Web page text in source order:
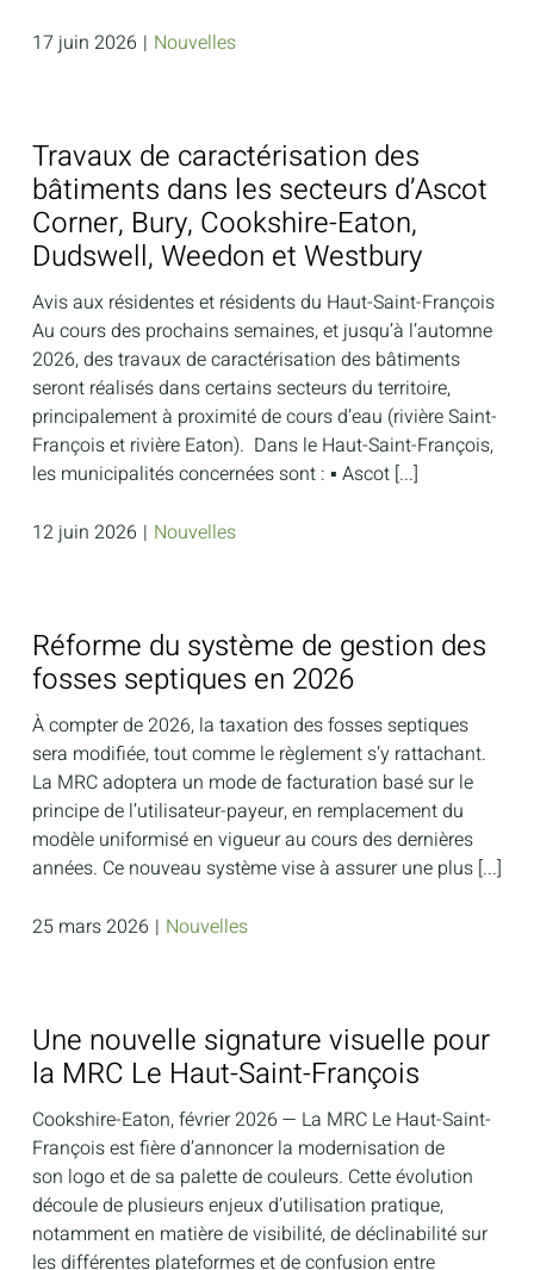
17 juin 2026 | Nouvelles
Travaux de caractérisation des
bâtiments dans les secteurs d’Ascot
Corner, Bury, Cookshire-Eaton,
Dudswell, Weedon et Westbury
Avis aux résidentes et résidents du Haut-Saint-François
Au cours des prochains semaines, et jusqu’à l’automne
2026, des travaux de caractérisation des bâtiments
seront réalisés dans certains secteurs du territoire,
principalement à proximité de cours d’eau (rivière Saint-
François et rivière Eaton). Dans le Haut-Saint-François,
les municipalités concernées sont : ▪️ Ascot [...]
12 juin 2026 | Nouvelles
Réforme du système de gestion des
fosses septiques en 2026
À compter de 2026, la taxation des fosses septiques
sera modifiée, tout comme le règlement s’y rattachant.
La MRC adoptera un mode de facturation basé sur le
principe de l’utilisateur-payeur, en remplacement du
modèle uniformisé en vigueur au cours des dernières
années. Ce nouveau système vise à assurer une plus [...]
25 mars 2026 | Nouvelles
Une nouvelle signature visuelle pour
la MRC Le Haut-Saint-François
Cookshire-Eaton, février 2026 — La MRC Le Haut-Saint-
François est fière d’annoncer la modernisation de
son logo et de sa palette de couleurs. Cette évolution
découle de plusieurs enjeux d’utilisation pratique,
notamment en matière de visibilité, de déclinabilité sur
les différentes plateformes et de confusion entre